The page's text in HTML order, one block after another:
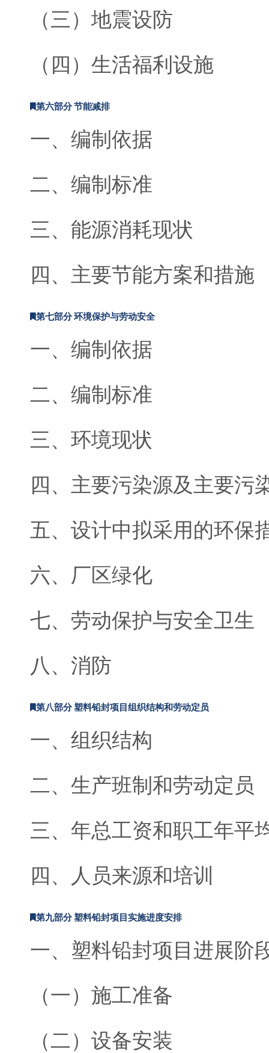
（三）地震设防
（四）生活福利设施
第六部分 节能减排
一、编制依据
二、编制标准
三、能源消耗现状
四、主要节能方案和措施
第七部分 环境保护与劳动安全
一、编制依据
二、编制标准
三、环境现状
四、主要污染源及主要污
五、设计中拟采用的环保
六、厂区绿化
七、劳动保护与安全卫生
八、消防
第八部分 塑料铅封项目组织结构和劳动定员
一、组织结构
二、生产班制和劳动定员
三、年总工资和职工年平
四、人员来源和培训
第九部分 塑料铅封项目实施进度安排
一、塑料铅封项目进展阶
（一）施工准备
（二）设备安装